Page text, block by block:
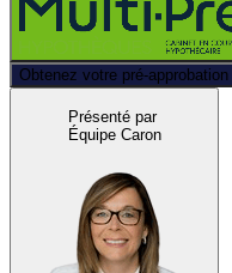
Obtenez votre pré-approbation
Présenté par
Équipe Caron